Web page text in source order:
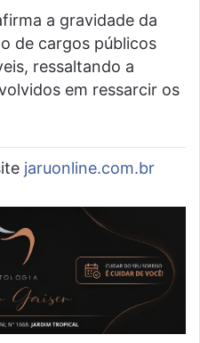
a gravidade da
de cargos públicos
ressaltando a
em ressarcir os
jaruonline.com.br